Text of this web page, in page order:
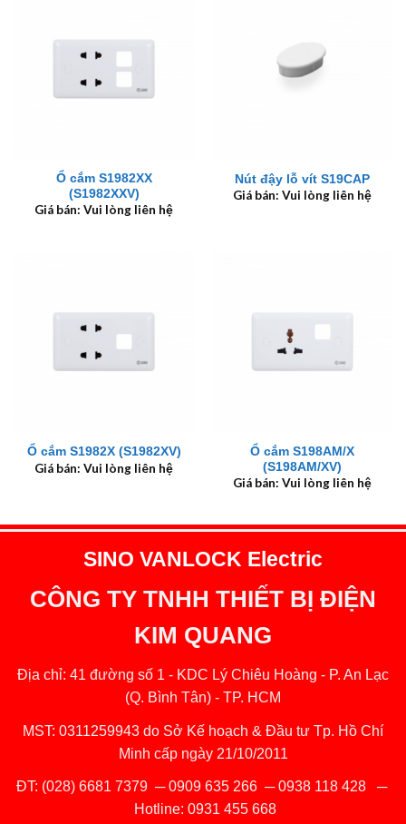
Ổ cắm S1982XX
(S1982XXV)
Giá bán: Vui lòng liên hệ
Nút đậy lỗ vít S19CAP
Giá bán: Vui lòng liên hệ
Ổ cắm S1982X (S1982XV)
Giá bán: Vui lòng liên hệ
Ổ cắm S198AM/X
(S198AM/XV)
Giá bán: Vui lòng liên hệ
SINO VANLOCK Electric
CÔNG TY TNHH THIẾT BỊ ĐIỆN
KIM QUANG
Địa chỉ: 41 đường số 1 - KDC Lý Chiêu Hoàng - P. An Lạc
(Q. Bình Tân) - TP. HCM
MST: 0311259943 do Sở Kế hoạch & Đầu tư Tp. Hồ Chí
Minh cấp ngày 21/10/2011
ĐT: (028) 6681 7379 ─0909 635 266─0938 118 428─
Hotline: 0931 455 668